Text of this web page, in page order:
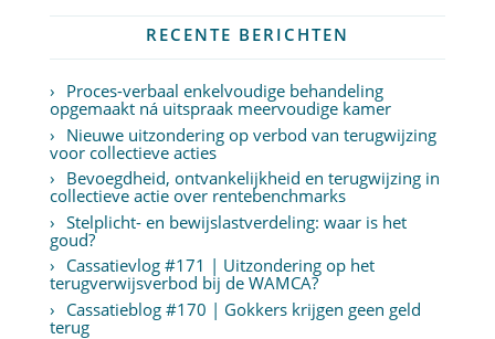
RECENTE BERICHTEN
Proces-verbaal enkelvoudige behandeling
opgemaakt ná uitspraak meervoudige kamer
Nieuwe uitzondering op verbod van terugwijzing
voor collectieve acties
Bevoegdheid, ontvankelijkheid en terugwijzing in
collectieve actie over rentebenchmarks
Stelplicht- en bewijslastverdeling: waar is het
goud?
Cassatievlog #171 | Uitzondering op het
terugverwijsverbod bij de WAMCA?
Cassatieblog #170 | Gokkers krijgen geen geld
terug